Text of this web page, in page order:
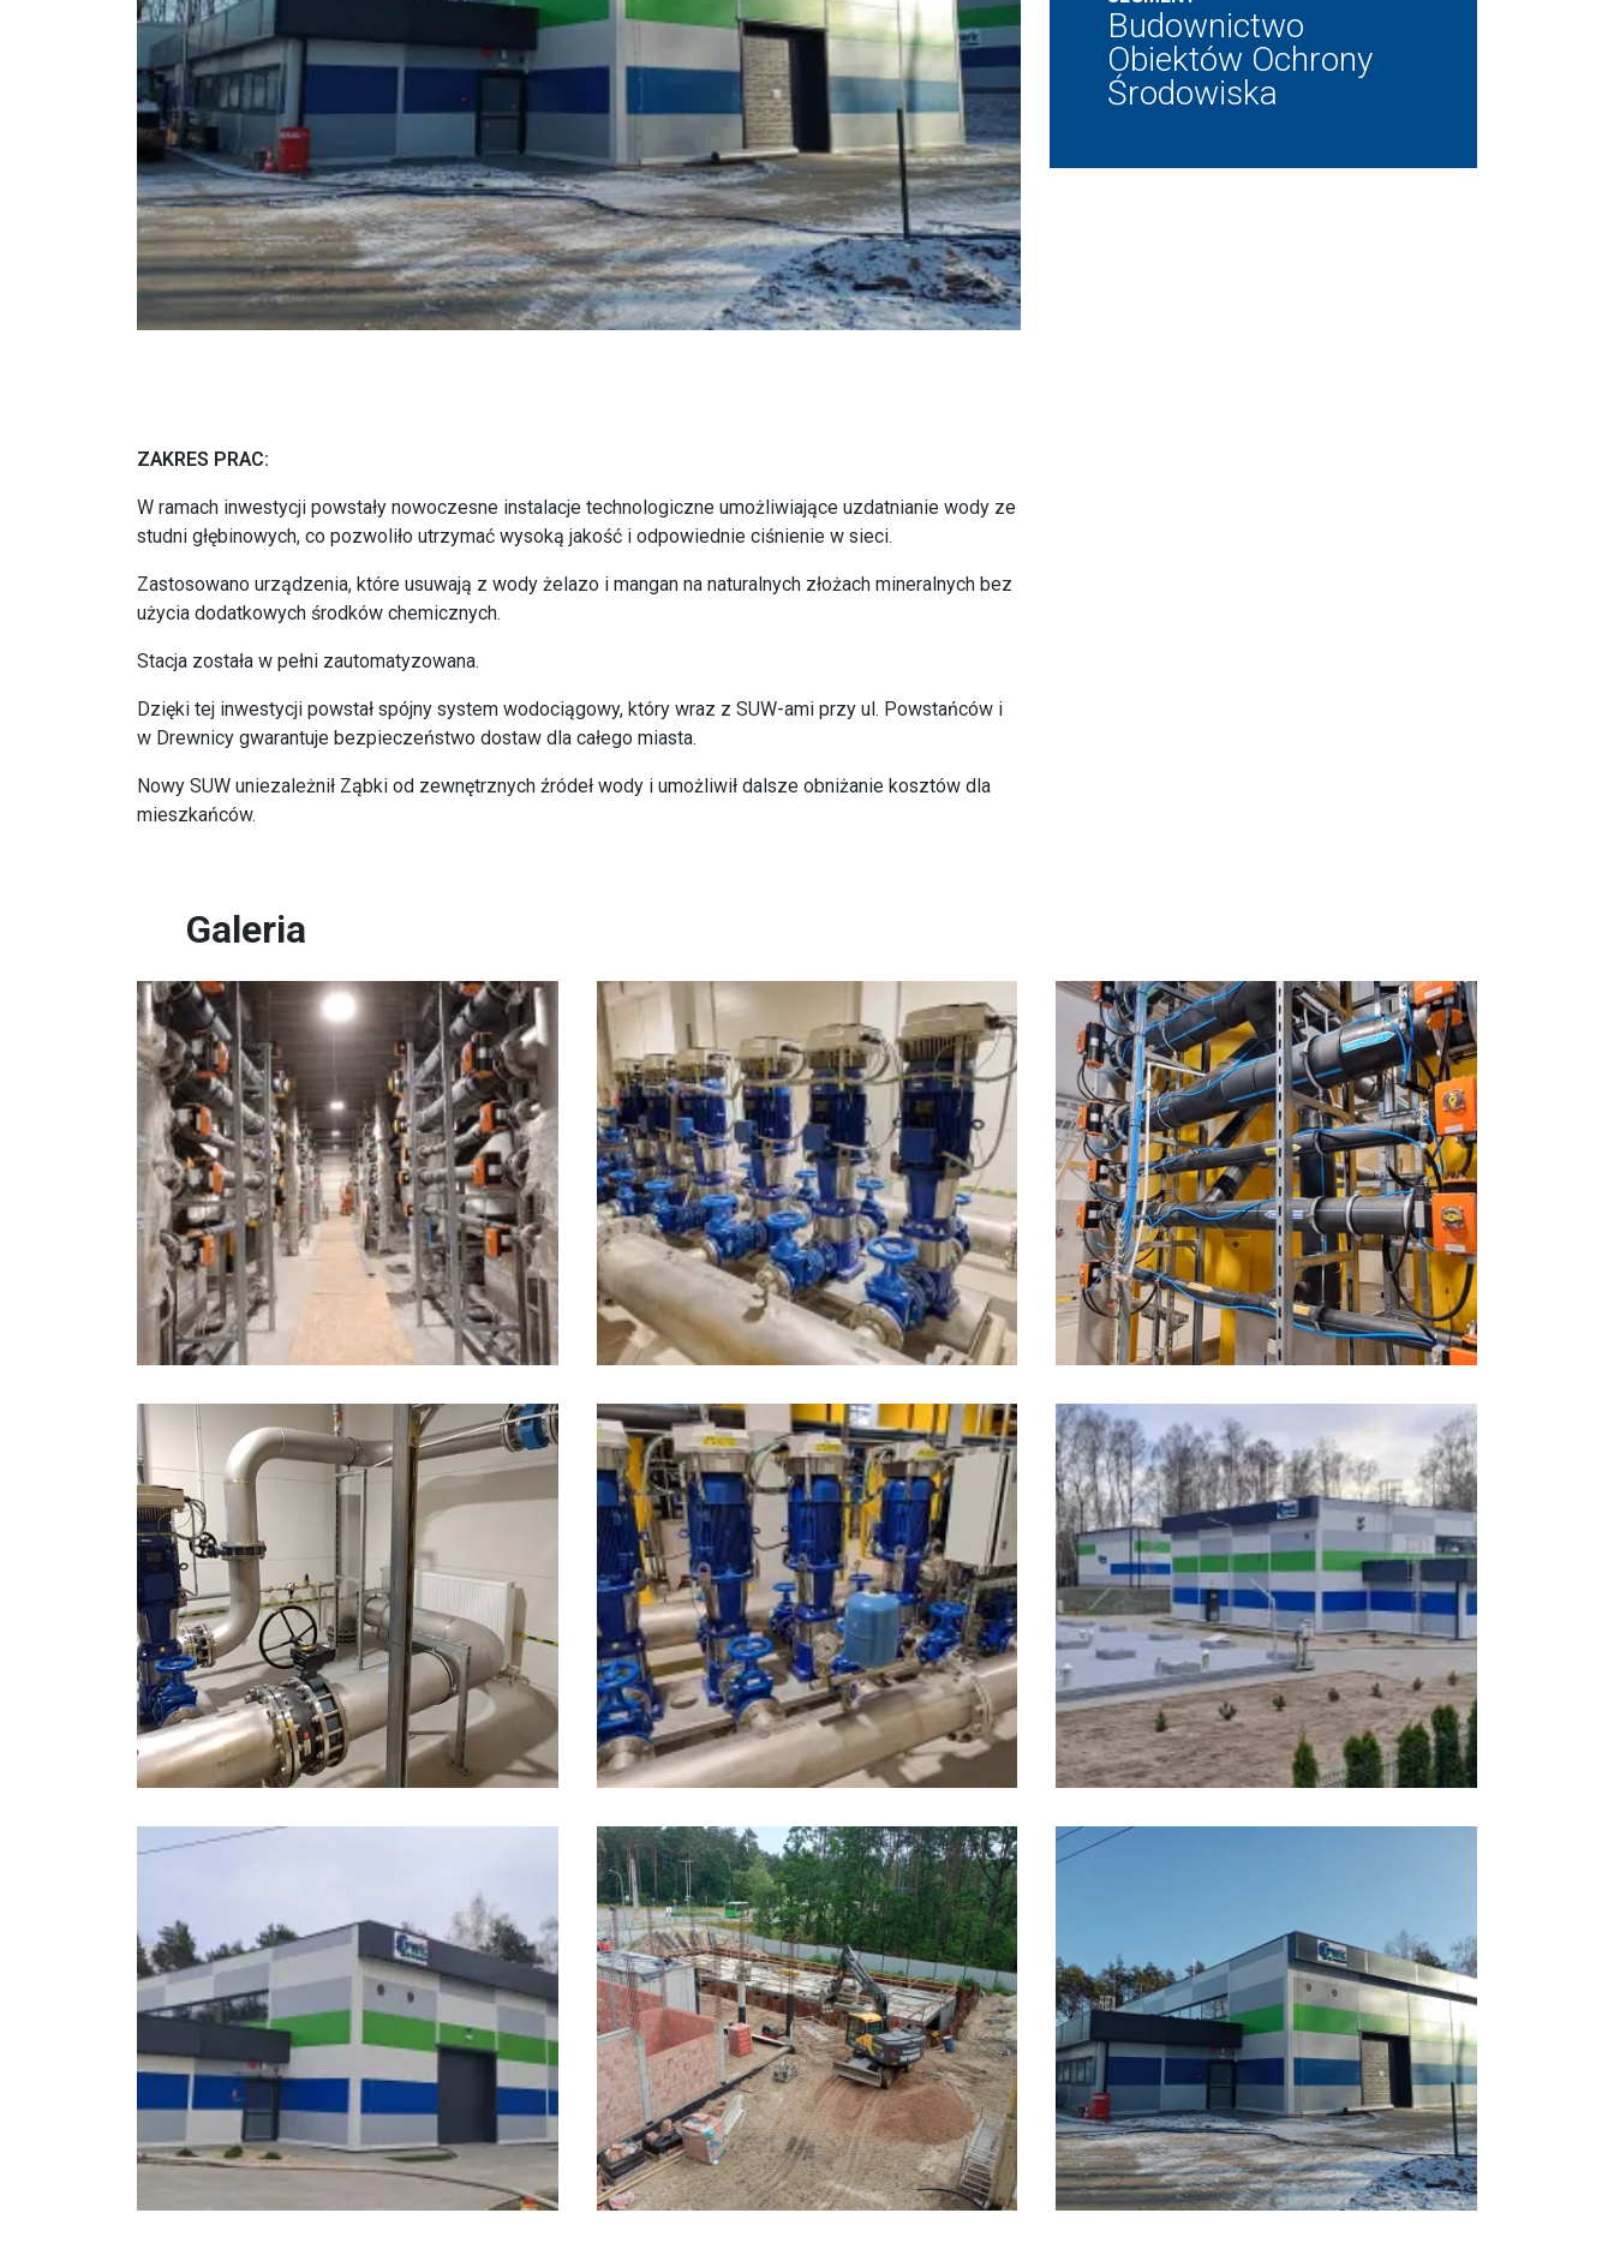
Budownictwo
Obiektów Ochrony
Środowiska
ZAKRES PRAC:
W ramach inwestycji powstały nowoczesne instalacje technologiczne umożliwiające uzdatnianie wody ze
studni głębinowych, co pozwoliło utrzymać wysoką jakość i odpowiednie ciśnienie w sieci.
Zastosowano urządzenia, które usuwają z wody żelazo i mangan na naturalnych złożach mineralnych bez
użycia dodatkowych środków chemicznych.
Stacja została w pełni zautomatyzowana.
Dzięki tej inwestycji powstał spójny system wodociągowy, który wraz z SUW-ami przy ul. Powstańców i
w Drewnicy gwarantuje bezpieczeństwo dostaw dla całego miasta.
Nowy SUW uniezależnił Ząbki od zewnętrznych źródeł wody i umożliwił dalsze obniżanie kosztów dla
mieszkańców.
Galeria